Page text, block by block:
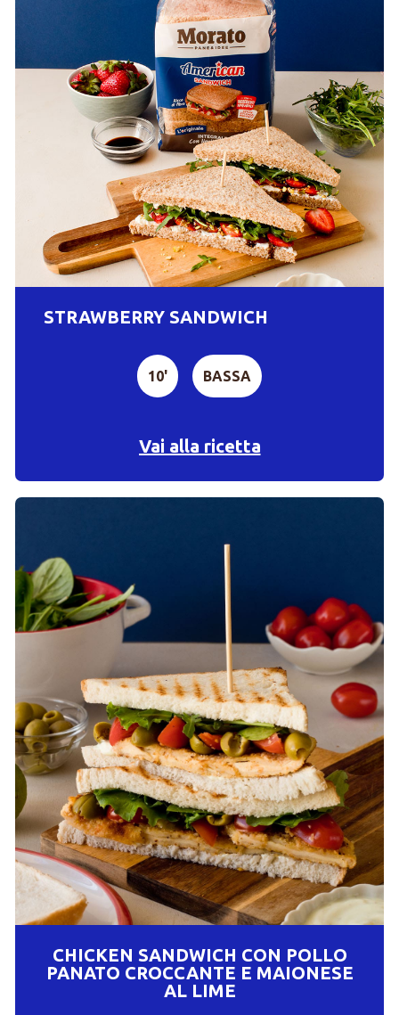
STRAWBERRY SANDWICH
10' BASSA
Vai alla ricetta
CHICKEN SANDWICH CON POLLO
PANATO CROCCANTE E MAIONESE
AL LIME